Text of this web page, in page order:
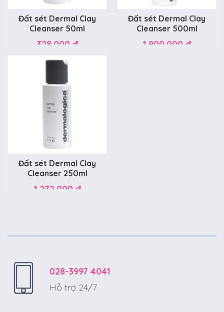
Đất sét Dermal Clay
Cleanser 50ml
328.000 đ
Đất sét Dermal Clay
Cleanser 500ml
1.900.000 đ
Đất sét Dermal Clay
Cleanser 250ml
1.272.000 đ
028-3997 4041
Hỗ trợ 24/7